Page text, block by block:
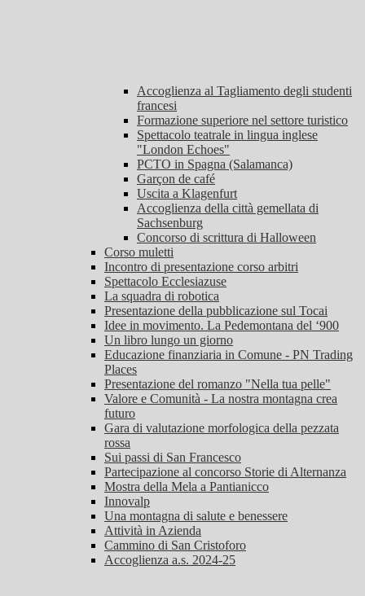
Accoglienza al Tagliamento degli studenti
francesi
Formazione superiore nel settore turistico
Spettacolo teatrale in lingua inglese
"London Echoes"
PCTO in Spagna (Salamanca)
Garçon de café
Uscita a Klagenfurt
Accoglienza della città gemellata di
Sachsenburg
Concorso di scrittura di Halloween
Corso muletti
Incontro di presentazione corso arbitri
Spettacolo Ecclesiazuse
La squadra di robotica
Presentazione della pubblicazione sul Tocai
Idee in movimento. La Pedemontana del ‘900
Un libro lungo un giorno
Educazione finanziaria in Comune - PN Trading
Places
Presentazione del romanzo "Nella tua pelle"
Valore e Comunità - La nostra montagna crea
futuro
Gara di valutazione morfologica della pezzata
rossa
Sui passi di San Francesco
Partecipazione al concorso Storie di Alternanza
Mostra della Mela a Pantianicco
Innovalp
Una montagna di salute e benessere
Attività in Azienda
Cammino di San Cristoforo
Accoglienza a.s. 2024-25